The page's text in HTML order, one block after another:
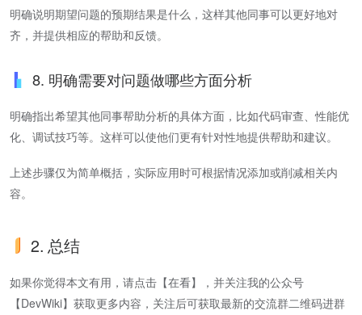
明确说明期望问题的预期结果是什么，这样其他同事可以更好地对
齐，并提供相应的帮助和反馈。
8. 明确需要对问题做哪些方面分析
明确指出希望其他同事帮助分析的具体方面，比如代码审查、性能优
化、调试技巧等。这样可以使他们更有针对性地提供帮助和建议。
上述步骤仅为简单概括，实际应用时可根据情况添加或削减相关内
容。
2. 总结
如果你觉得本文有用，请点击【在看】，并关注我的公众号
【DevWiki】获取更多内容，关注后可获取最新的交流群二维码进群